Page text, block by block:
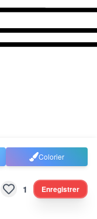
Colorier
1 Enregistrer